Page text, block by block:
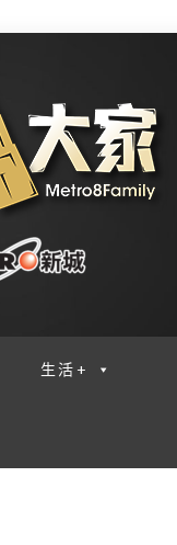
生活+